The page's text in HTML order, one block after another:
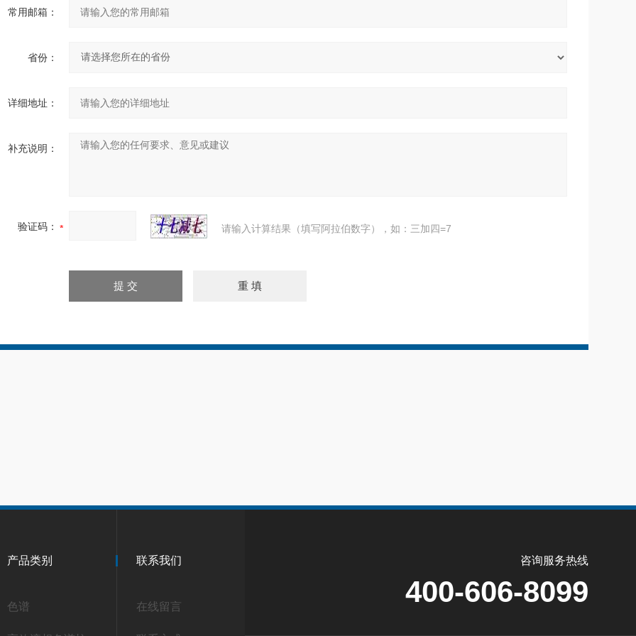
常用邮箱：
省份：
详细地址：
补充说明：
验证码： 请输入计算结果（填写阿拉伯数字），如：三加四=7
产品类别
色谱
联系我们
在线留言
咨询服务热线
400-606-8099